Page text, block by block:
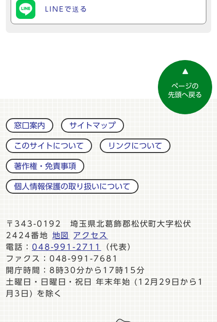
LINEで送る
ページの
先頭へ戻る
窓口案内 サイトマップ
このサイトについて リンクについて
著作権・免責事項
個人情報保護の取り扱いについて
〒343-0192 埼玉県北葛飾郡松伏町大字松伏
2424番地
地図
アクセス
電話： 048-991-2711
（代表）
ファクス：048-991-7681
開庁時間：8時30分から17時15分
土曜日・日曜日・祝日 年末年始 (12月29日から1
月3日) を除く